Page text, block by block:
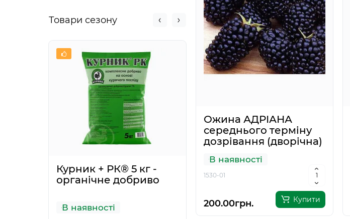
Товари сезону
Курник + РК® 5 кг -
органічне добриво
В наявності
Зимовіт® - 1 л
Немає в наяності
Ожина АДРІАНА
середнього терміну
дозрівання (дворічна)
В наявності
1530-01
200.00грн. Купити